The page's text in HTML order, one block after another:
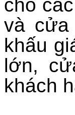
cho
và cửa
khấu
lớn,
khách